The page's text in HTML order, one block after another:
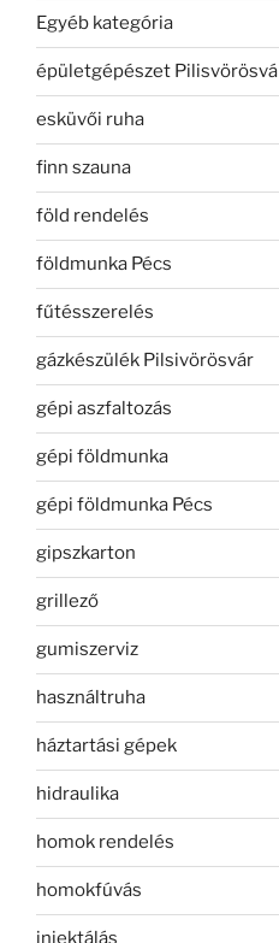
Egyéb kategória
épületgépészet Pilisvörösvá
esküvői ruha
finn szauna
föld rendelés
földmunka Pécs
fűtésszerelés
gázkészülék Pilsivörösvár
gépi aszfaltozás
gépi földmunka
gépi földmunka Pécs
gipszkarton
grillező
gumiszerviz
használtruha
háztartási gépek
hidraulika
homok rendelés
homokfúvás
injektálás